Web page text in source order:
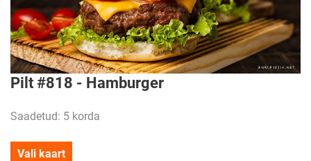
Pilt #818 - Hamburger
Saadetud: 5 korda
Vali kaart